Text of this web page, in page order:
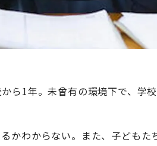
ら1年。未曾有の環境下で、学
かわからない。また、子どもた